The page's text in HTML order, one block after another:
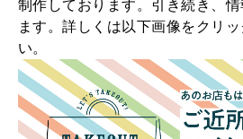
制作しております。引き続き、
ます。詳しくは以下画像をクリ
い。